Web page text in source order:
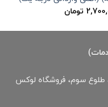
4,000,000 تومان
تومانقیمت
2,700,000 تومان
طلوع سوم، فروشگاه لوکس